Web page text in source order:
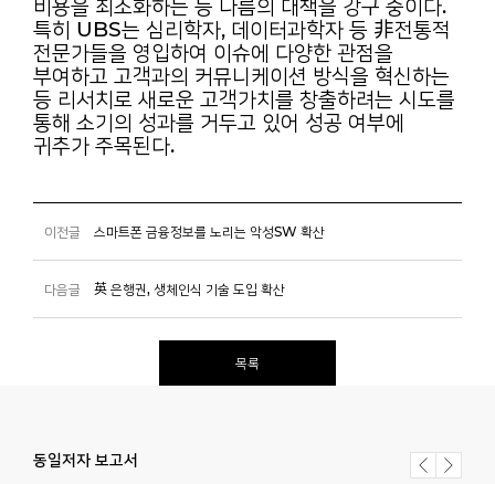
비용을 최소화하는 등 나름의 대책을 강구 중이다.
특히 UBS는 심리학자, 데이터과학자 등 非전통적
전문가들을 영입하여 이슈에 다양한 관점을
부여하고 고객과의 커뮤니케이션 방식을 혁신하는
등 리서치로 새로운 고객가치를 창출하려는 시도를
통해 소기의 성과를 거두고 있어 성공 여부에
귀추가 주목된다.
이전글 스마트폰 금융정보를 노리는 악성SW 확산
다음글 英 은행권, 생체인식 기술 도입 확산
목록
동일저자 보고서